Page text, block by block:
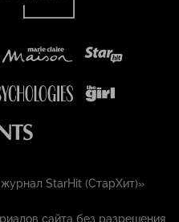
StarHit (СтарХит)»
сайта без разрешения